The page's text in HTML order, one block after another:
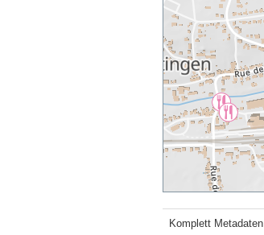
Komplett Metadaten